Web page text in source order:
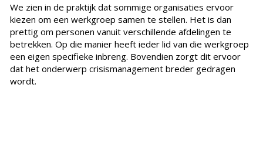
We zien in de praktijk dat sommige organisaties ervoor
kiezen om een werkgroep samen te stellen. Het is dan
prettig om personen vanuit verschillende afdelingen te
betrekken. Op die manier heeft ieder lid van die werkgroep
een eigen specifieke inbreng. Bovendien zorgt dit ervoor
dat het onderwerp crisismanagement breder gedragen
wordt.